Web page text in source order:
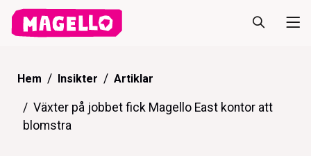
Hem Insikter Artiklar
Växter på jobbet fick Magello East kontor att
blomstra